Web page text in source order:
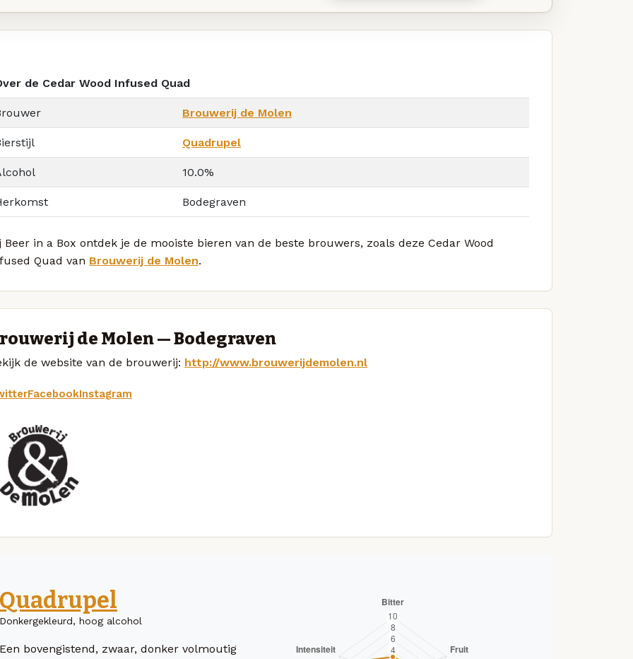
de Cedar Wood Infused Quad
Brouwerij de Molen
Quadrupel
10.0%
Bodegraven
Beer in a Box ontdek je de mooiste bieren van de beste brouwers, zoals deze Cedar Wood
Quad van Brouwerij de Molen.
de Molen — Bodegraven
de website van de brouwerij: http://www.brouwerijdemolen.nl
FacebookInstagram
Quadrupel
Donkergekleurd, hoog alcohol
Een bovengistend, zwaar, donker volmoutig